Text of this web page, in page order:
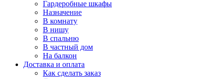
Гардеробные шкафы
Назначение
В комнату
В нишу
В спальню
В частный дом
На балкон
Доставка и оплата
Как сделать заказ